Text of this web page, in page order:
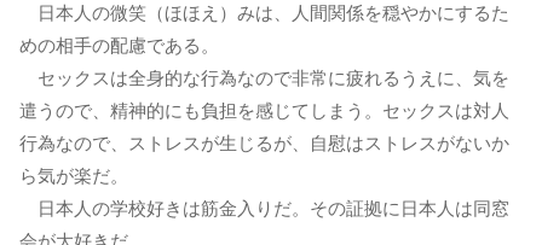
日本人の微笑（ほほえ）みは、人間関係を穏やかにするた
めの相手の配慮である。
セックスは全身的な行為なので非常に疲れるうえに、気を
遣うので、精神的にも負担を感じてしまう。セックスは対人
行為なので、ストレスが生じるが、自慰はストレスがないか
ら気が楽だ。
日本人の学校好きは筋金入りだ。その証拠に日本人は同窓
会が大好きだ。